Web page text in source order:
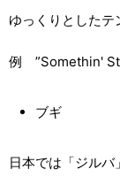
ゆっくりとしたテ
例 ”Somethin'
ブギ
日本では「ジル